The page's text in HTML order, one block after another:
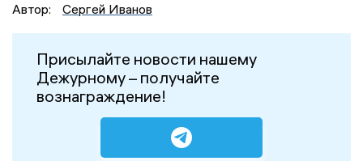
Автор:
Сергей Иванов
Присылайте новости нашему
Дежурному – получайте
вознаграждение!